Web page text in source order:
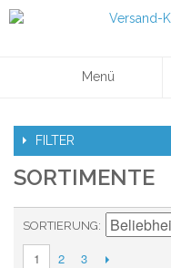
Menü
FILTER
SORTIMENTE
SORTIERUNG
1 2 3